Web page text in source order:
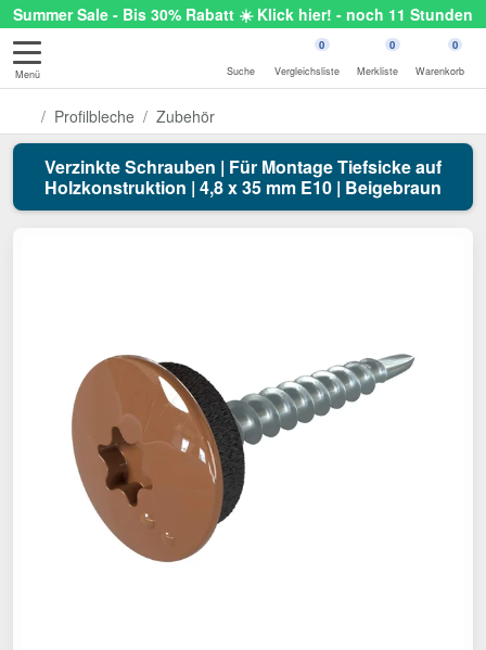
Summer Sale - Bis 30% Rabatt ☀️ Klick hier! - noch 11 Stunden
Menü Suche
0
Vergleichsliste
0
Merkliste
0
Warenkorb
Profilbleche Zubehör
Verzinkte Schrauben | Für Montage Tiefsicke auf
Holzkonstruktion | 4,8 x 35 mm E10 | Beigebraun